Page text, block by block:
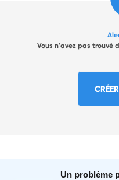
Vous n'avez pas trouvé
Un problème